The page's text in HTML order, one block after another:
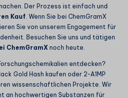
Der Prozess ist einfach und
Kauf . Wenn Sie bei ChemGramX
Sie von unserem Engagement für
Besuchen Sie uns und tätigen
ChemGramX noch heute.
entdecken?
Gold Hash kaufen oder 2-A1MP
wissenschaftlichen Projekte. Wir
an hochwertigen Substanzen für